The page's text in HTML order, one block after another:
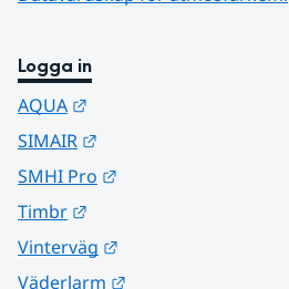
Logga in
AQUA
SIMAIR
SMHI Pro
Timbr
Vinterväg
Väderlarm